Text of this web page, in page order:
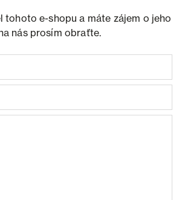
tohoto e-shopu a máte zájem o jeho
nás prosím obraťte.